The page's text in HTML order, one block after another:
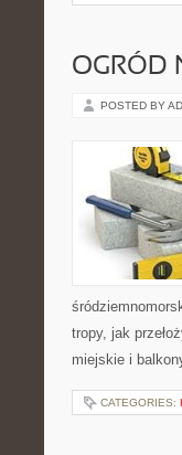
OGRÓD
POSTED BY
tropy, jak
miejskie i
CATEGORIES: